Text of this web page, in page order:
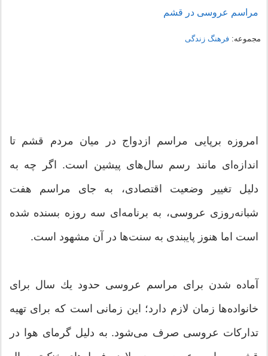
مراسم عروسی در قشم
مجموعه:فرهنگ زندگی
امروزه برپایی مراسم ازدواج در میان مردم قشم تا
اندازه‌ای مانند رسم سال‌های پیشین است. اگر چه به
دلیل تغییر وضعیت اقتصادی، به جای مراسم هفت
شبانه‌روزی عروسی، به برنامه‌ای سه روزه بسنده شده
است اما هنوز پایبندی به سنت‌ها در آن مشهود است.
آماده شدن برای مراسم عروسی حدود یك سال برای
خانواده‌ها زمان لازم دارد؛ این زمانی است که برای تهیه
تدارکات عروسی صرف می‌شود. به دلیل گرمای هوا در